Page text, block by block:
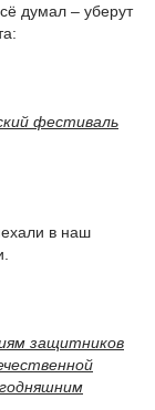
думал – уберут
фестиваль
в наш
защитников